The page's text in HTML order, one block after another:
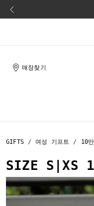
매장찾기
GIFTS 여성 기프트 10
SIZE S|XS